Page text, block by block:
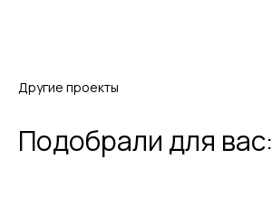
Другие проекты
Подобрали для вас: